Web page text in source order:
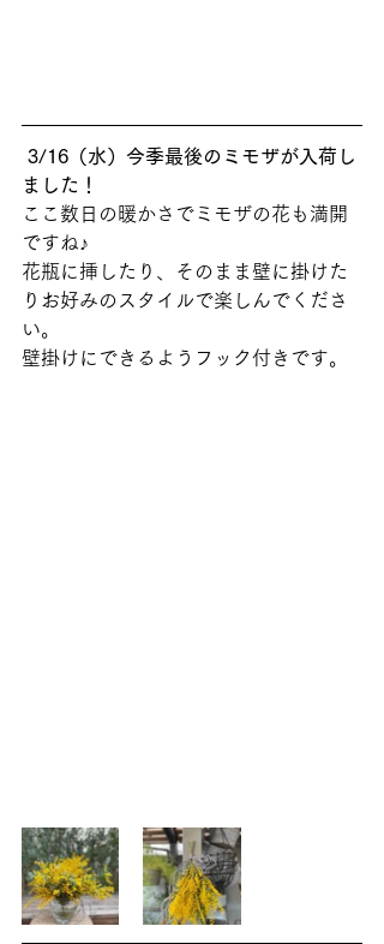
3/16（水）今季最後のミモザが入荷し
ました！
ここ数日の暖かさでミモザの花も満開
ですね♪
花瓶に挿したり、そのまま壁に掛けた
りお好みのスタイルで楽しんでくださ
い。
壁掛けにできるようフック付きです。